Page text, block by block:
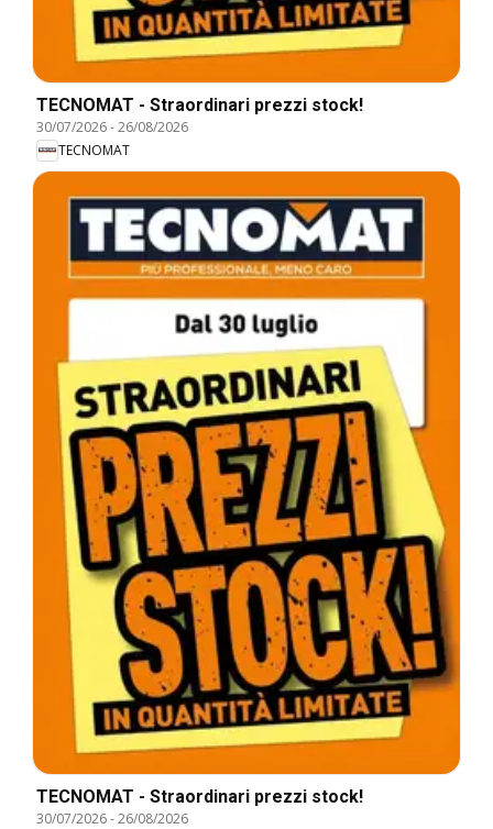
TECNOMAT - Straordinari prezzi stock!
30/07/2026-26/08/2026
TECNOMAT
TECNOMAT - Straordinari prezzi stock!
30/07/2026-26/08/2026